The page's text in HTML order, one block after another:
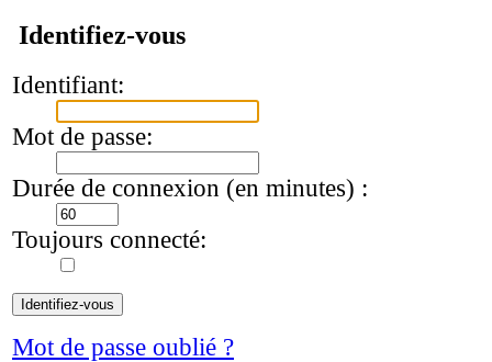
Identifiez-vous
Identifiant:
Mot de passe:
Durée de connexion (en minutes) :
Toujours connecté:
Mot de passe oublié ?